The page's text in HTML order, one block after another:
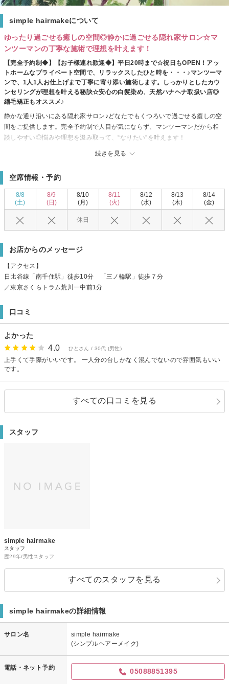
simple hairmakeについて
ゆったり過ごせる癒しの空間◎静かに過ごせる隠れ家サロン☆マ
ンツーマンの丁寧な施術で理想を叶えます！
【完全予約制◆】【お子様連れ歓迎◆】平日20時まで☆祝日もOPEN！アッ
トホームなプライベート空間で、リラックスしたひと時を・・・♪マンツーマ
ンで、1人1人お仕上げまで丁寧に寄り添い施術します。しっかりとしたカウ
ンセリングが理想を叶える秘訣☆安心の白髪染め、天然ハナヘナ取扱い店◎
縮毛矯正もオススメ♪
続きを見る
静かな通り沿いにある隠れ家サロン♪どなたでもくつろいで過ごせる癒しの空
間をご提供します。完全予約制で人目が気にならず、マンツーマンだから相
談しやすい◎悩みや理想を汲み取って、“なりたい”を叶えます！
空席情報・予約
8/8
(土)
8/9
(日)
8/10
(月)
休日
8/11
(火)
8/12
(水)
8/13
(木)
8/14
(金)
お店からのメッセージ
【アクセス】
日比谷線「南千住駅」徒歩10分 「三ノ輪駅」徒歩７分
／東京さくらトラム荒川一中前1分
口コミ
よかった
4.0 ひとさん / 30代 (男性)
上手くて手際がいいです。 一人分の台しかなく混んでないので雰囲気もいい
です。
すべての口コミを見る
スタッフ
simple hairmake
スタッフ
歴29年/男性スタッフ
すべてのスタッフを見る
simple hairmakeの詳細情報
サロン名
simple hairmake
(シンプルヘアーメイク)
電話・ネット予約 05088851395